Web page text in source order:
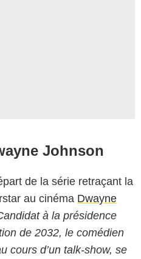
Johnson
de la série retraçant la
au cinéma Dwayne
à la présidence
de 2032, le comédien
cours d’un talk-show, se